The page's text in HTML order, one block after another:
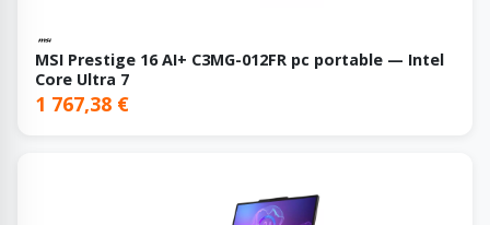
MSI Prestige 16 AI+ C3MG-012FR pc portable — Intel
Core Ultra 7
1 767,38 €